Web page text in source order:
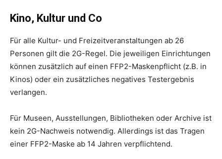
Kino, Kultur und Co
Für alle Kultur- und Freizeitveranstaltungen ab 26
Personen gilt die 2G-Regel. Die jeweiligen Einrichtungen
können zusätzlich auf einen FFP2-Maskenpflicht (z.B. in
Kinos) oder ein zusätzliches negatives Testergebnis
verlangen.
Für Museen, Ausstellungen, Bibliotheken oder Archive ist
kein 2G-Nachweis notwendig. Allerdings ist das Tragen
einer FFP2-Maske ab 14 Jahren verpflichtend.